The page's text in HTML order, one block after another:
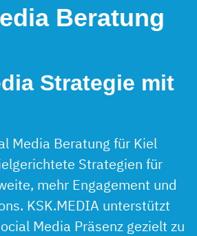
Beratung
Strategie mit
Media Beratung für Kiel
Strategien für
mehr Engagement und
KSK.MEDIA unterstützt
Media Präsenz gezielt zu